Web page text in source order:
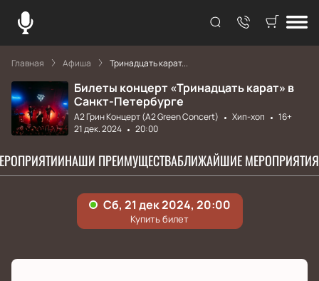
Главная Афиша Тринадцать карат...
Билеты концерт «Тринадцать карат» в
Санкт-Петербурге
А2 Грин Концерт (A2 Green Concert) Хип-хоп
16+
21 дек. 2024
20:00
НАШИ ПРЕИМУЩЕСТВАБЛИЖАЙШИЕ МЕРОПРИЯТИЯ